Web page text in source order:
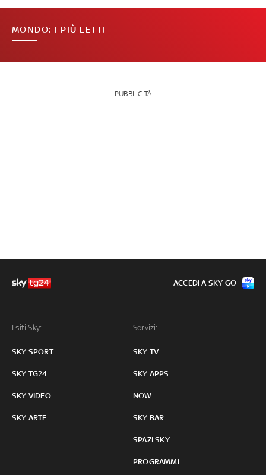
MONDO: I PIÙ LETTI
PUBBLICITÀ
I siti Sky:
SKY SPORT
SKY TG24
SKY VIDEO
SKY ARTE
Servizi:
SKY TV
SKY APPS
NOW
SKY BAR
SPAZI SKY
PROGRAMMI
ACCEDI A SKY GO